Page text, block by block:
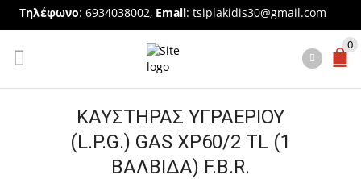
Τηλέφωνο: 6934038002, Email: tsiplakidis30@gmail.com
0
ΚΑΥΣΤΗΡΑΣ ΥΓΡΑΕΡΙΟΥ
(L.P.G.) GAS XP60/2 TL (1
ΒΑΛΒΊΔΑ) F.B.R.